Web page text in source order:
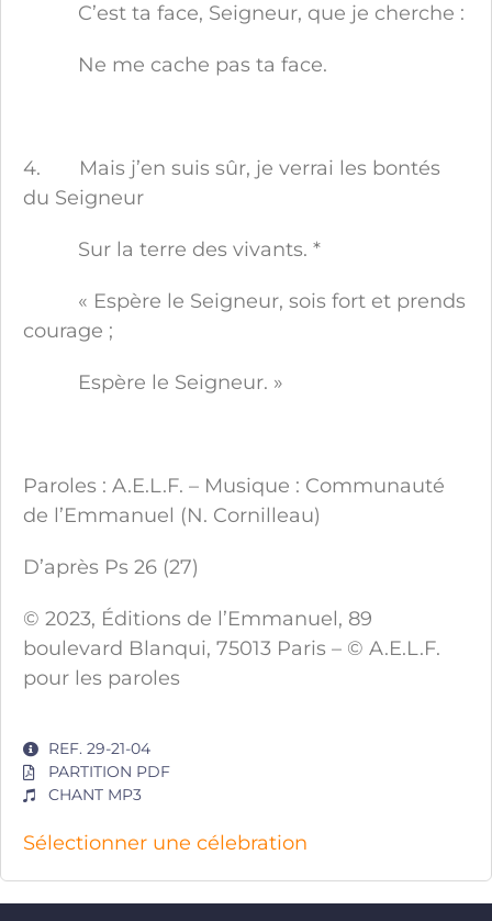
C’est ta face, Seigneur, que je cherche :
Ne me cache pas ta face.
4. Mais j’en suis sûr, je verrai les bontés
du Seigneur
Sur la terre des vivants. *
« Espère le Seigneur, sois fort et prends
courage ;
Espère le Seigneur. »
Paroles : A.E.L.F. – Musique : Communauté
de l’Emmanuel (N. Cornilleau)
D’après Ps 26 (27)
© 2023, Éditions de l’Emmanuel, 89
boulevard Blanqui, 75013 Paris – © A.E.L.F.
pour les paroles
REF. 29-21-04
PARTITION PDF
CHANT MP3
Sélectionner une célebration